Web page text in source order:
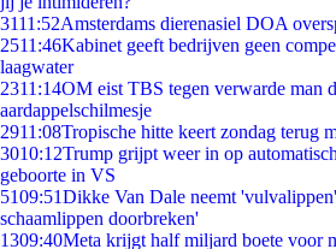
3111:52Amsterdams dierenasiel DOA
2511:46Kabinet geeft bedrijven geen
laagwater
2311:14OM eist TBS tegen verwarde man
aardappelschilmesje
2911:08Tropische hitte keert zondag terug
3010:12Trump grijpt weer in op
geboorte in VS
5109:51Dikke Van Dale neemt
schaamlippen doorbreken'
1309:40Meta krijgt half miljard boete voor